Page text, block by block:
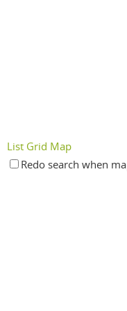
List Grid Map
Redo search when